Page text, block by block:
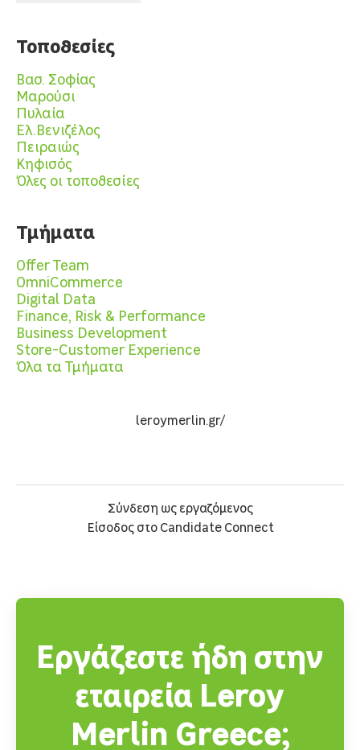
Τοποθεσίες
Βασ. Σοφίας
Μαρούσι
Πυλαία
Ελ.Βενιζέλος
Πειραιώς
Κηφισός
Όλες οι τοποθεσίες
Τμήματα
Offer Team
OmniCommerce
Digital Data
Finance, Risk & Performance
Business Development
Store-Customer Experience
Όλα τα Τμήματα
leroymerlin.gr/
Σύνδεση ως εργαζόμενος
Είσοδος στο Candidate Connect
Εργάζεστε ήδη στην
εταιρεία Leroy
Merlin Greece;